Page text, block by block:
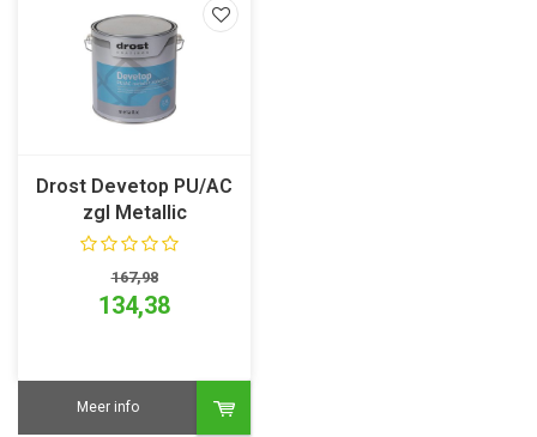
Drost Devetop PU/AC
zgl Metallic
167,98
134,38
Meer info